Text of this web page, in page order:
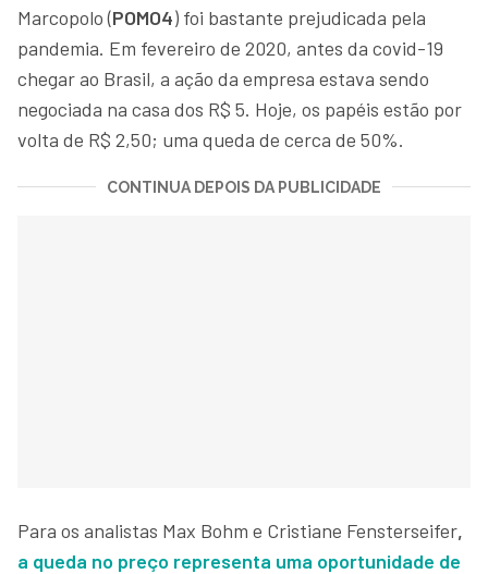
Marcopolo (POMO4) foi bastante prejudicada pela
pandemia. Em fevereiro de 2020, antes da covid-19
chegar ao Brasil, a ação da empresa estava sendo
negociada na casa dos R$ 5. Hoje, os papéis estão por
volta de R$ 2,50; uma queda de cerca de 50%.
CONTINUA DEPOIS DA PUBLICIDADE
Para os analistas Max Bohm e Cristiane Fensterseifer,
a queda no preço representa uma oportunidade de